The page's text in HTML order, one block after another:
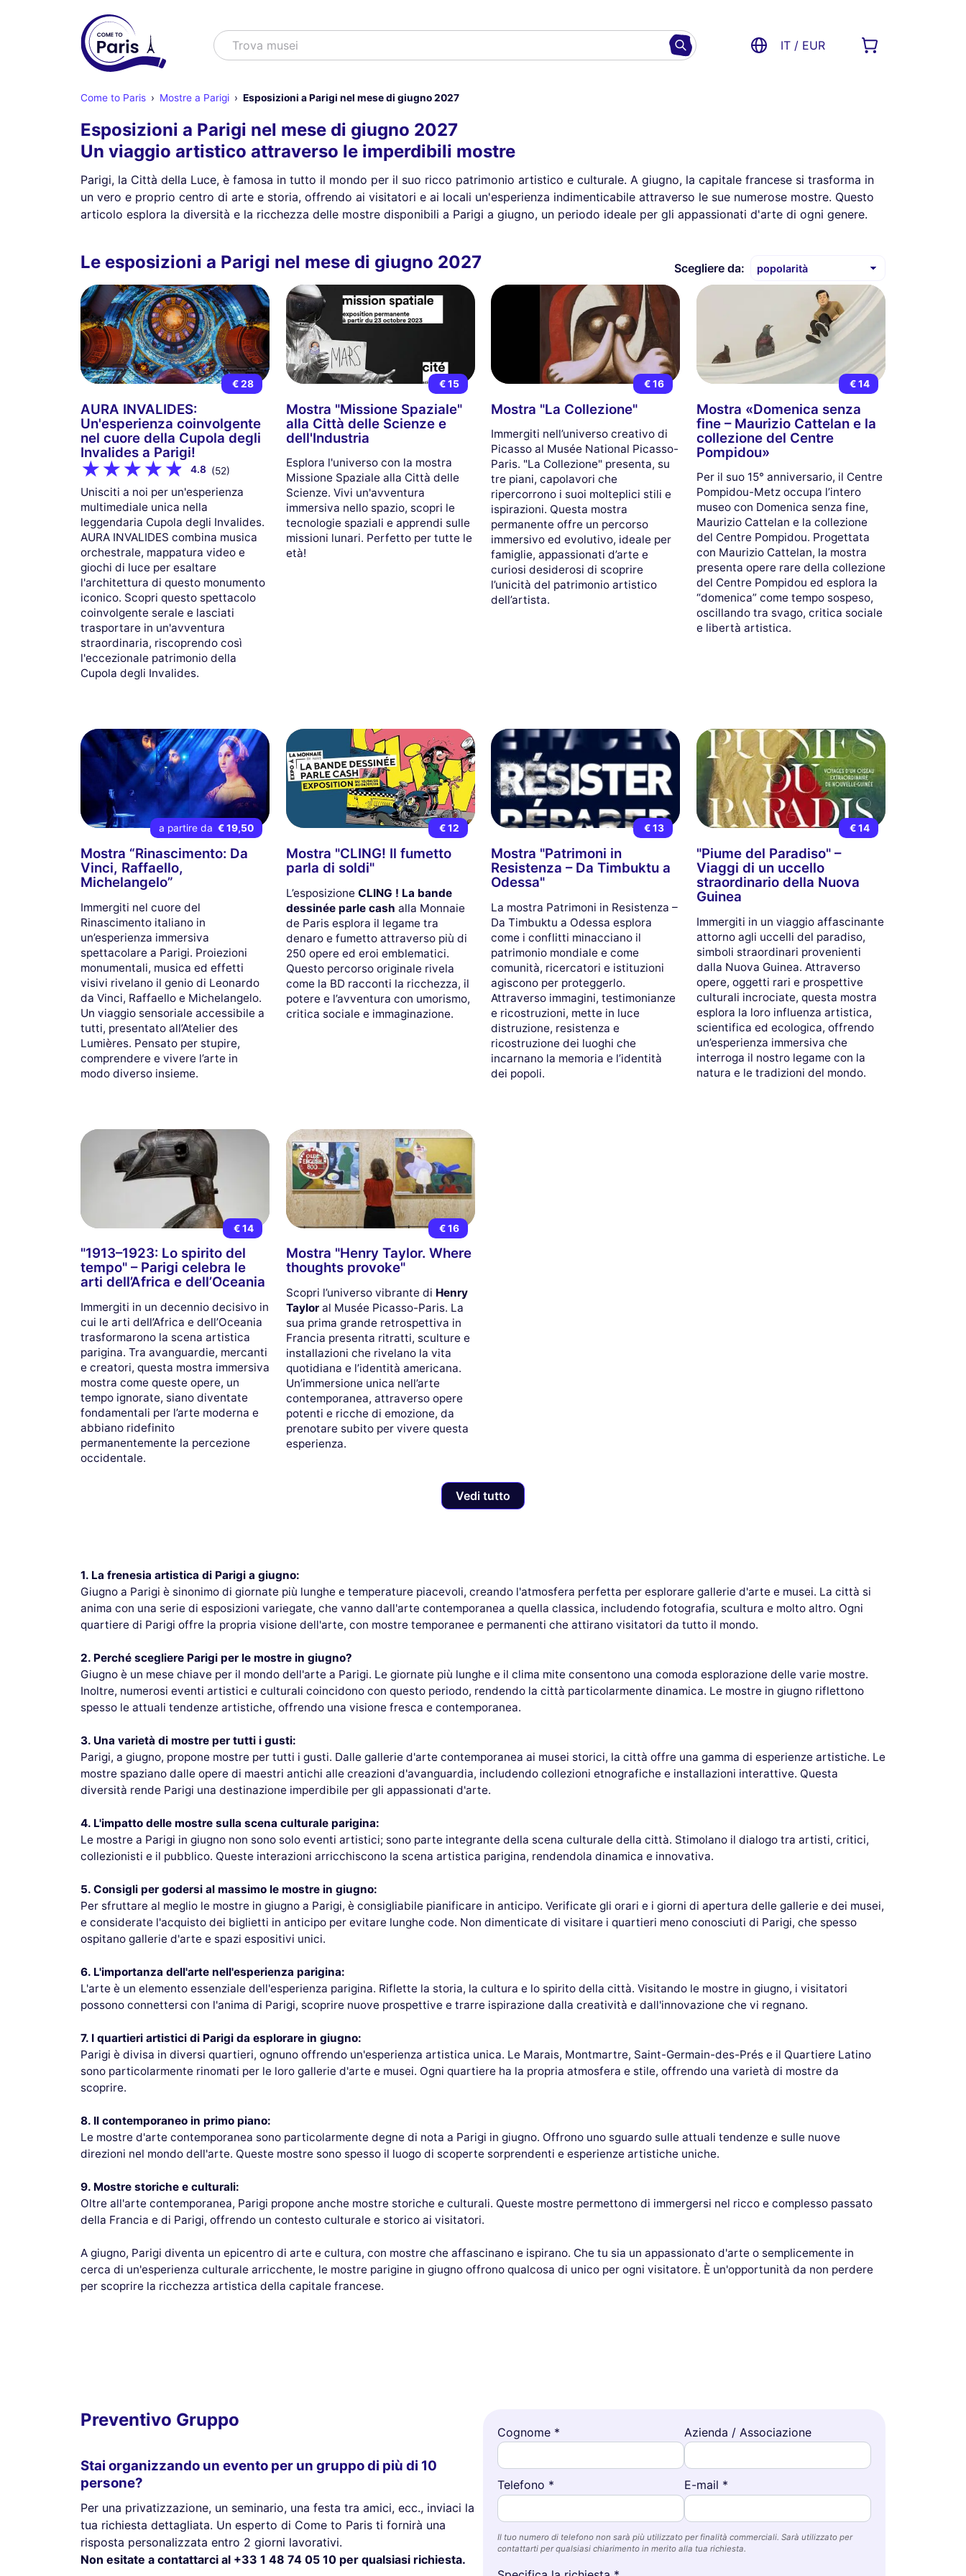
Cercare
Trova spett IT / EUR
Come to Paris Mostre a Parigi Esposizioni a Parigi nel mese di giugno 2027
Esposizioni a Parigi nel mese di giugno 2027
Un viaggio artistico attraverso le imperdibili mostre
Parigi, la Città della Luce, è famosa in tutto il mondo per il suo ricco patrimonio artistico e culturale. A giugno, la capitale francese si trasforma in
un vero e proprio centro di arte e storia, offrendo ai visitatori e ai locali un'esperienza indimenticabile attraverso le sue numerose mostre. Questo
articolo esplora la diversità e la ricchezza delle mostre disponibili a Parigi a giugno, un periodo ideale per gli appassionati d'arte di ogni genere.
Le esposizioni a Parigi nel mese di giugno 2027 Scegliere da:
€ 28
AURA INVALIDES:
Un'esperienza coinvolgente
nel cuore della Cupola degli
Invalides a Parigi!
4.8 (52)
Unisciti a noi per un'esperienza
multimediale unica nella
leggendaria Cupola degli Invalides.
AURA INVALIDES combina musica
orchestrale, mappatura video e
giochi di luce per esaltare
l'architettura di questo monumento
iconico. Scopri questo spettacolo
coinvolgente serale e lasciati
trasportare in un'avventura
straordinaria, riscoprendo così
l'eccezionale patrimonio della
Cupola degli Invalides.
€ 15
Mostra "Missione Spaziale"
alla Città delle Scienze e
dell'Industria
Esplora l'universo con la mostra
Missione Spaziale alla Città delle
Scienze. Vivi un'avventura
immersiva nello spazio, scopri le
tecnologie spaziali e apprendi sulle
missioni lunari. Perfetto per tutte le
età!
€ 16
Mostra "La Collezione"
Immergiti nell’universo creativo di
Picasso al Musée National Picasso-
Paris. "La Collezione" presenta, su
tre piani, capolavori che
ripercorrono i suoi molteplici stili e
ispirazioni. Questa mostra
permanente offre un percorso
immersivo ed evolutivo, ideale per
famiglie, appassionati d’arte e
curiosi desiderosi di scoprire
l’unicità del patrimonio artistico
dell’artista.
€ 14
Mostra «Domenica senza
fine – Maurizio Cattelan e la
collezione del Centre
Pompidou»
Per il suo 15° anniversario, il Centre
Pompidou-Metz occupa l’intero
museo con Domenica senza fine,
Maurizio Cattelan e la collezione
del Centre Pompidou. Progettata
con Maurizio Cattelan, la mostra
presenta opere rare della collezione
del Centre Pompidou ed esplora la
“domenica” come tempo sospeso,
oscillando tra svago, critica sociale
e libertà artistica.
a partire da € 19,50
Mostra “Rinascimento: Da
Vinci, Raffaello,
Michelangelo”
Immergiti nel cuore del
Rinascimento italiano in
un’esperienza immersiva
spettacolare a Parigi. Proiezioni
monumentali, musica ed effetti
visivi rivelano il genio di Leonardo
da Vinci, Raffaello e Michelangelo.
Un viaggio sensoriale accessibile a
tutti, presentato all’Atelier des
Lumières. Pensato per stupire,
comprendere e vivere l’arte in
modo diverso insieme.
€ 12
Mostra "CLING! Il fumetto
parla di soldi"
L’esposizione CLING ! La bande
dessinée parle cash alla Monnaie
de Paris esplora il legame tra
denaro e fumetto attraverso più di
250 opere ed eroi emblematici.
Questo percorso originale rivela
come la BD racconti la ricchezza, il
potere e l’avventura con umorismo,
critica sociale e immaginazione.
€ 13
Mostra "Patrimoni in
Resistenza – Da Timbuktu a
Odessa"
La mostra Patrimoni in Resistenza –
Da Timbuktu a Odessa esplora
come i conflitti minacciano il
patrimonio mondiale e come
comunità, ricercatori e istituzioni
agiscono per proteggerlo.
Attraverso immagini, testimonianze
e ricostruzioni, mette in luce
distruzione, resistenza e
ricostruzione dei luoghi che
incarnano la memoria e l’identità
dei popoli.
€ 14
"Piume del Paradiso" –
Viaggi di un uccello
straordinario della Nuova
Guinea
Immergiti in un viaggio affascinante
attorno agli uccelli del paradiso,
simboli straordinari provenienti
dalla Nuova Guinea. Attraverso
opere, oggetti rari e prospettive
culturali incrociate, questa mostra
esplora la loro influenza artistica,
scientifica ed ecologica, offrendo
un’esperienza immersiva che
interroga il nostro legame con la
natura e le tradizioni del mondo.
€ 14
"1913–1923: Lo spirito del
tempo" – Parigi celebra le
arti dell’Africa e dell’Oceania
Immergiti in un decennio decisivo in
cui le arti dell’Africa e dell’Oceania
trasformarono la scena artistica
parigina. Tra avanguardie, mercanti
e creatori, questa mostra immersiva
mostra come queste opere, un
tempo ignorate, siano diventate
fondamentali per l’arte moderna e
abbiano ridefinito
permanentemente la percezione
occidentale.
€ 16
Mostra "Henry Taylor. Where
thoughts provoke"
Scopri l’universo vibrante di Henry
Tayloral Musée Picasso-Paris. La
sua prima grande retrospettiva in
Francia presenta ritratti, sculture e
installazioni che rivelano la vita
quotidiana e l’identità americana.
Un’immersione unica nell’arte
contemporanea, attraverso opere
potenti e ricche di emozione, da
prenotare subito per vivere questa
esperienza.
Vedi tutto
1. La frenesia artistica di Parigi a giugno:
Giugno a Parigi è sinonimo di giornate più lunghe e temperature piacevoli, creando l'atmosfera perfetta per esplorare gallerie d'arte e musei. La città si
anima con una serie di esposizioni variegate, che vanno dall'arte contemporanea a quella classica, includendo fotografia, scultura e molto altro. Ogni
quartiere di Parigi offre la propria visione dell'arte, con mostre temporanee e permanenti che attirano visitatori da tutto il mondo.
2. Perché scegliere Parigi per le mostre in giugno?
Giugno è un mese chiave per il mondo dell'arte a Parigi. Le giornate più lunghe e il clima mite consentono una comoda esplorazione delle varie mostre.
Inoltre, numerosi eventi artistici e culturali coincidono con questo periodo, rendendo la città particolarmente dinamica. Le mostre in giugno riflettono
spesso le attuali tendenze artistiche, offrendo una visione fresca e contemporanea.
3. Una varietà di mostre per tutti i gusti:
Parigi, a giugno, propone mostre per tutti i gusti. Dalle gallerie d'arte contemporanea ai musei storici, la città offre una gamma di esperienze artistiche. Le
mostre spaziano dalle opere di maestri antichi alle creazioni d'avanguardia, includendo collezioni etnografiche e installazioni interattive. Questa
diversità rende Parigi una destinazione imperdibile per gli appassionati d'arte.
4. L'impatto delle mostre sulla scena culturale parigina:
Le mostre a Parigi in giugno non sono solo eventi artistici; sono parte integrante della scena culturale della città. Stimolano il dialogo tra artisti, critici,
collezionisti e il pubblico. Queste interazioni arricchiscono la scena artistica parigina, rendendola dinamica e innovativa.
5. Consigli per godersi al massimo le mostre in giugno:
Per sfruttare al meglio le mostre in giugno a Parigi, è consigliabile pianificare in anticipo. Verificate gli orari e i giorni di apertura delle gallerie e dei musei,
e considerate l'acquisto dei biglietti in anticipo per evitare lunghe code. Non dimenticate di visitare i quartieri meno conosciuti di Parigi, che spesso
ospitano gallerie d'arte e spazi espositivi unici.
6. L'importanza dell'arte nell'esperienza parigina:
L'arte è un elemento essenziale dell'esperienza parigina. Riflette la storia, la cultura e lo spirito della città. Visitando le mostre in giugno, i visitatori
possono connettersi con l'anima di Parigi, scoprire nuove prospettive e trarre ispirazione dalla creatività e dall'innovazione che vi regnano.
7. I quartieri artistici di Parigi da esplorare in giugno:
Parigi è divisa in diversi quartieri, ognuno offrendo un'esperienza artistica unica. Le Marais, Montmartre, Saint-Germain-des-Prés e il Quartiere Latino
sono particolarmente rinomati per le loro gallerie d'arte e musei. Ogni quartiere ha la propria atmosfera e stile, offrendo una varietà di mostre da
scoprire.
8. Il contemporaneo in primo piano:
Le mostre d'arte contemporanea sono particolarmente degne di nota a Parigi in giugno. Offrono uno sguardo sulle attuali tendenze e sulle nuove
direzioni nel mondo dell'arte. Queste mostre sono spesso il luogo di scoperte sorprendenti e esperienze artistiche uniche.
9. Mostre storiche e culturali:
Oltre all'arte contemporanea, Parigi propone anche mostre storiche e culturali. Queste mostre permettono di immergersi nel ricco e complesso passato
della Francia e di Parigi, offrendo un contesto culturale e storico ai visitatori.
A giugno, Parigi diventa un epicentro di arte e cultura, con mostre che affascinano e ispirano. Che tu sia un appassionato d'arte o semplicemente in
cerca di un'esperienza culturale arricchente, le mostre parigine in giugno offrono qualcosa di unico per ogni visitatore. È un'opportunità da non perdere
per scoprire la ricchezza artistica della capitale francese.
Preventivo Gruppo
Stai organizzando un evento per un gruppo di più di 10
persone?
Per una privatizzazione, un seminario, una festa tra amici, ecc., inviaci la
tua richiesta dettagliata. Un esperto di Come to Paris ti fornirà una
risposta personalizzata entro 2 giorni lavorativi.
Non esitate a contattarci al +33 1 48 74 05 10 per qualsiasi richiesta.
Cognome * Azienda / Associazione
Telefono * E-mail *
Il tuo numero di telefono non sarà più utilizzato per finalità commerciali. Sarà utilizzato per
contattarti per qualsiasi chiarimento in merito alla tua richiesta.